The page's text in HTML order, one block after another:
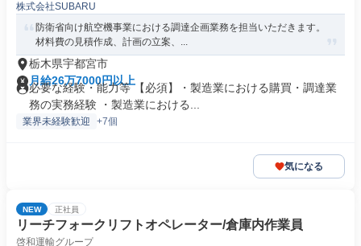
株式会社SUBARU
防衛省向け航空機事業における調達企画業務を担当いただきます。
材料費の見積作成、計画の立案、...
栃木県宇都宮市
月給26万7000円以上
必要な経験・能力等 【必須】・製造業における購買・調達業
務の実務経験 ・製造業における...
業界未経験歓迎 +7個
気になる
NEW 正社員
リーチフォークリフトオペレーター/倉庫内作業員
啓和運輸グループ